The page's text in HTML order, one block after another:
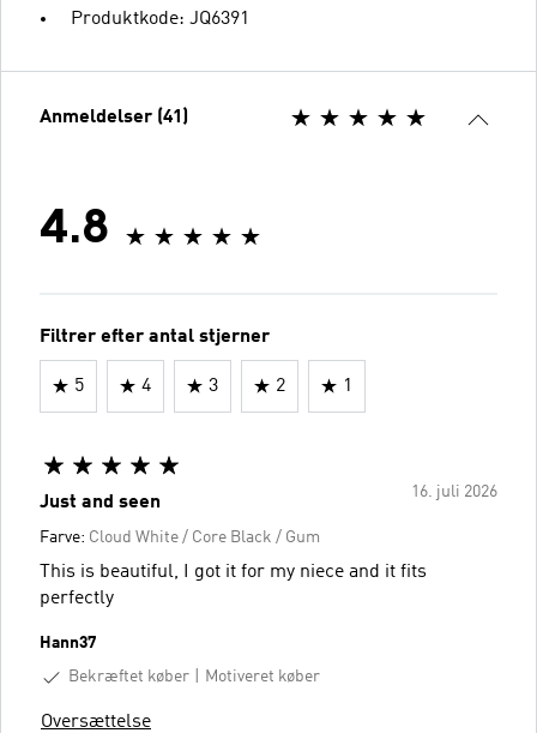
Produktkode: JQ6391
Anmeldelser (41)
4.8
Filtrer efter antal stjerner
5 4 3 2 1
16. juli 2026
Just and seen
Farve: Cloud White / Core Black / Gum
This is beautiful, I got it for my niece and it fits
perfectly
Hann37
Bekræftet køber
Motiveret køber
Oversættelse